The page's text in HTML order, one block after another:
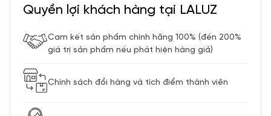
Quyền lợi khách hàng tại LALUZ
Cam kết sản phẩm chính hãng 100% (đền 200%
giá trị sản phẩm nếu phát hiện hàng giả)
Chính sách đổi hàng và tích điểm thành viên